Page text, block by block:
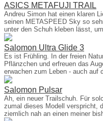
ASICS METAFUJI TRAIL
Andreu Simon hat einen klaren
seinen METASPEED Sky so
unter den Schuh kleben lässt,
Salomon Ultra Glide 3
Es ist Frühling. In der freien
Pflänzchen und erfreuen das
erwachen zum Leben - auch auf
Salomon Pulsar
Ah, ein neuer Trailschuh. Für
zumal dieses Modell verspricht,
ziemlich nah an einen meiner